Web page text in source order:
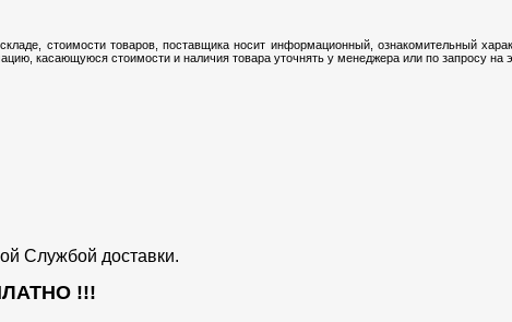
стоимости товаров, поставщика носит информационный, ознакомительный
касающуюся стоимости и наличия товара уточнять у менеджера или по запросу на
Службой доставки.
!!!